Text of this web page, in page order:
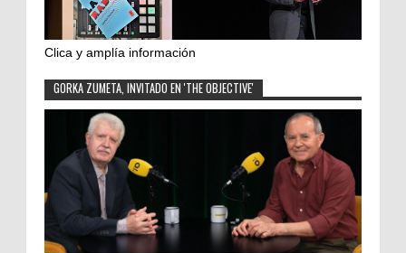
Clica y amplía información
GORKA ZUMETA, INVITADO EN 'THE OBJECTIVE'